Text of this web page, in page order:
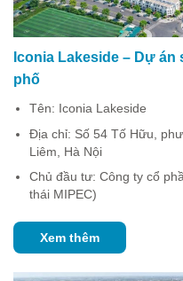
Iconia Lakeside – Dự
phố
Tên: Iconia Lakeside
Địa chỉ: Số 54 Tố Hữu,
Liêm, Hà Nội
Chủ đầu tư: Công ty cổ
thái MIPEC)
Xem thêm